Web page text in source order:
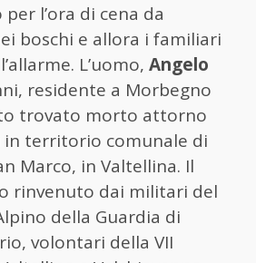
l’ora di cena da
boschi e allora i familiari
L’uomo, Angelo
residente a Morbegno
trovato morto attorno
in territorio comunale di
Marco, in Valtellina. Il
rinvenuto dai militari del
della Guardia di
volontari della VII